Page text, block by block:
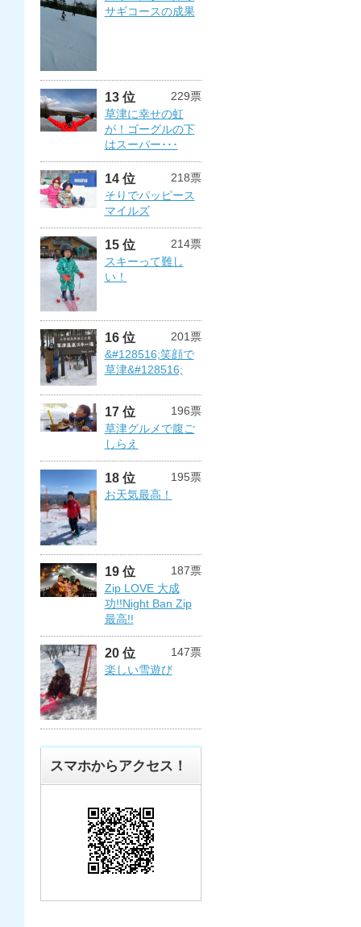
サギコースの成果
13 位
229票
草津に幸せの虹
が！ゴーグルの下
はスーパー･･･
14 位
218票
そりでパッピース
マイルズ
15 位
214票
スキーって難し
い！
16 位
201票
&#128516;笑顔で
草津&#128516;
17 位
196票
草津グルメで腹ご
しらえ
18 位
195票
お天気最高！
19 位
187票
Zip LOVE 大成
功!!Night Ban Zip
最高!!
20 位
147票
楽しい雪遊び
スマホからアクセス！